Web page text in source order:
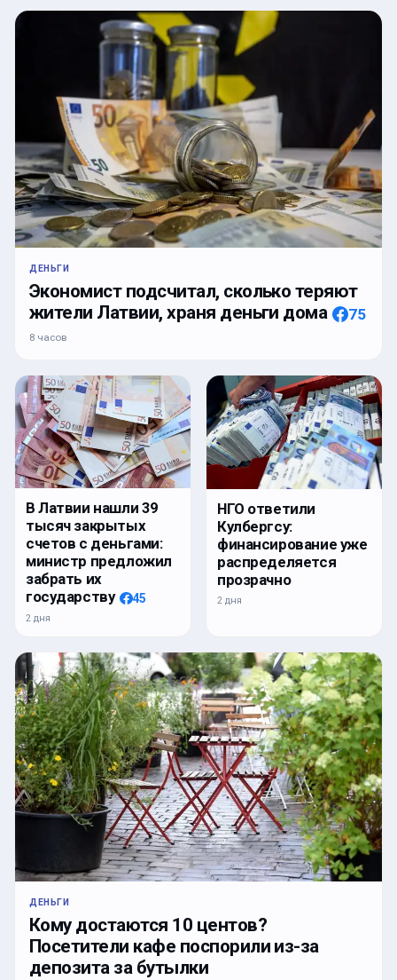
ДЕНЬГИ
Экономист подсчитал, сколько теряют
жители Латвии, храня деньги дома
75
8 часов
В Латвии нашли 39
тысяч закрытых
счетов с деньгами:
министр предложил
забрать их
государству
45
2 дня
НГО ответили
Кулбергсу:
финансирование уже
распределяется
прозрачно
2 дня
ДЕНЬГИ
Кому достаются 10 центов?
Посетители кафе поспорили из-за
депозита за бутылки